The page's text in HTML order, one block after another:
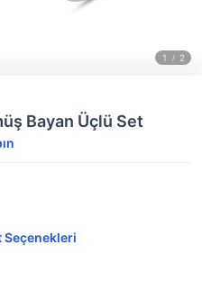
Bayan Üçlü Set
Seçenekleri